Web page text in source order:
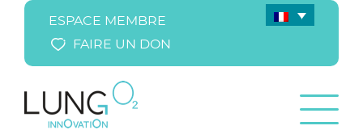
ESPACE MEMBRE
FAIRE UN DON